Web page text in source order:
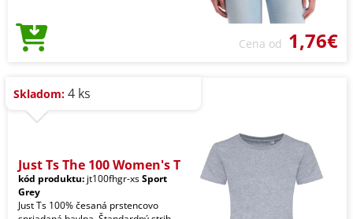
Cena od 1,76€
Skladom: 4 ks
Just Ts The 100 Women's T
kód produktu: jt100fhgr-xsSport
Grey
Just Ts 100% česaná prstencovo